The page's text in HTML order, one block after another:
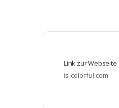
Link zur Webseite
is-colorful.com